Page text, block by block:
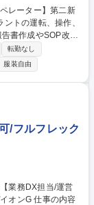
書作成やSOP改善
ないことがあれば
屋外ですが、屋
た当社他工場と比
うイベントだけで
る職場です。また
化学G全体の安全
可
転勤なし
服装自由
/フルフレック
事の内容